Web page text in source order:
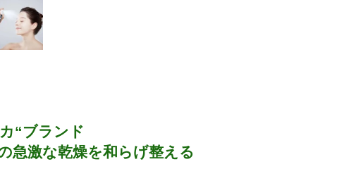
“ブランド
急激な乾燥を和らげ整える